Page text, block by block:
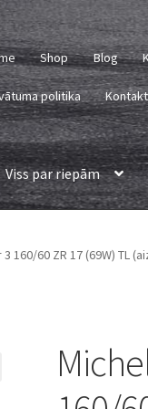
Shop Blog
politika
Viss par riepām
160/60 ZR 17 (69W) TL